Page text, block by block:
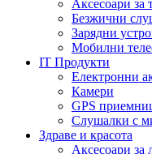
Аксесоари за
Безжични
Зарядни
Мобилни
IT Продукти
Електронни
Камери
GPS
Слушалки с
Здраве и красота
Аксесоари за